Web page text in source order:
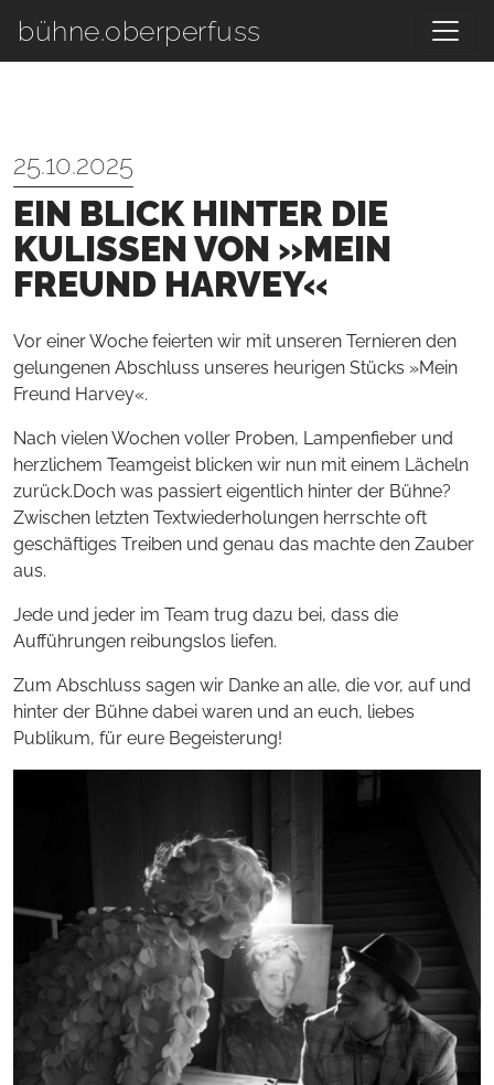
bühne.oberperfuss
25.10.2025
EIN BLICK HINTER DIE
KULISSEN VON »MEIN
FREUND HARVEY«
Vor einer Woche feierten wir mit unseren Ternieren den
gelungenen Abschluss unseres heurigen Stücks »Mein
Freund Harvey«.
Nach vielen Wochen voller Proben, Lampenfieber und
herzlichem Teamgeist blicken wir nun mit einem Lächeln
zurück.Doch was passiert eigentlich hinter der Bühne?
Zwischen letzten Textwiederholungen herrschte oft
geschäftiges Treiben und genau das machte den Zauber
aus.
Jede und jeder im Team trug dazu bei, dass die
Aufführungen reibungslos liefen.
Zum Abschluss sagen wir Danke an alle, die vor, auf und
hinter der Bühne dabei waren und an euch, liebes
Publikum, für eure Begeisterung!